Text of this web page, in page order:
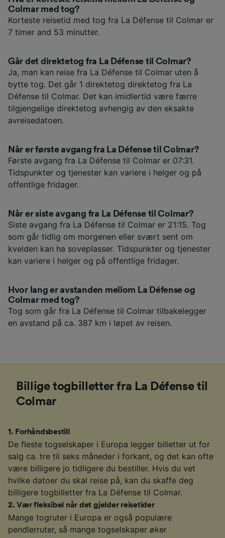
Colmar med tog?
Korteste reisetid med tog fra La Défense til Colmar er
7 timer and 53 minutter.
Går det direktetog fra La Défense til Colmar?
Ja, man kan reise fra La Défense til Colmar uten å
bytte tog. Det går 1 direktetog direktetog fra La
Défense til Colmar. Det kan imidlertid være færre
tilgjengelige direktetog avhengig av den eksakte
avreisedatoen.
Når er første avgang fra La Défense til Colmar?
Første avgang fra La Défense til Colmar er 07:31.
Tidspunkter og tjenester kan variere i helger og på
offentlige fridager.
Når er siste avgang fra La Défense til Colmar?
Siste avgang fra La Défense til Colmar er 21:15. Tog
som går tidlig om morgenen eller svært sent om
kvelden kan ha soveplasser. Tidspunkter og tjenester
kan variere i helger og på offentlige fridager.
Hvor lang er avstanden mellom La Défense og
Colmar med tog?
Tog som går fra La Défense til Colmar tilbakelegger
en avstand på ca. 387 km i løpet av reisen.
Billige togbilletter fra La Défense til
Colmar
1 . Forhåndsbestill
De fleste togselskaper i Europa legger billetter ut for
salg ca. tre til seks måneder i forkant, og det kan ofte
være billigere jo tidligere du bestiller. Hvis du vet
hvilke datoer du skal reise på, kan du skaffe deg
billigere togbilletter fra La Défense til Colmar.
2.Vær fleksibel når det gjelder reisetider
Mange togruter i Europa er også populære
pendlerruter, så mange togselskaper øker